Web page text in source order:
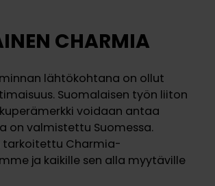
CHARMIA
lähtökohtana on ollut
Suomalaisen työn liiton
voidaan antaa
on valmistettu Suomessa.
tarkoitettu Charmia-
ja kaikille sen alla myytäville